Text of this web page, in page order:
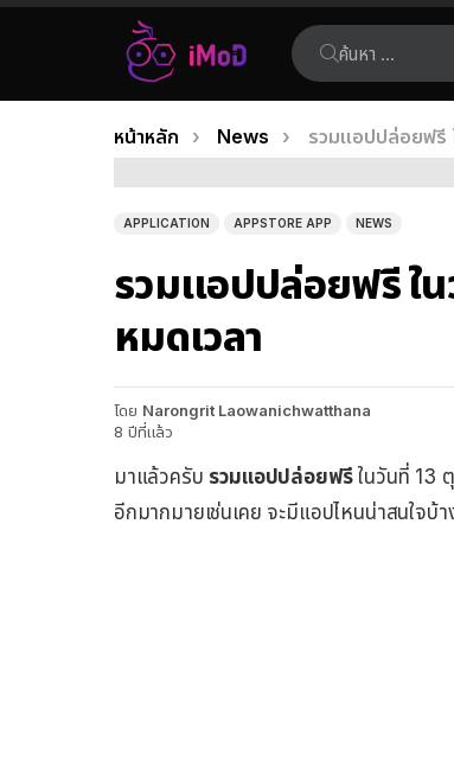
ค้นหา:
เรื่อง
ล่าสุด
คุณอยู่ที่นี่:
หน้าหลัก News รวมแอปปล่อยฟรี
APPLICATION APPSTORE APP NEWS
รวมแอปปล่อยฟรี ใ
หมดเวลา
โดย Narongrit Laowanichwatthana
8 ปีที่แล้ว
มาแล้วครับ รวมแอปปล่อยฟรีในวันที่ 13
อีกมากมายเช่นเคย จะมีแอปไหนน่าสนใจบ้า